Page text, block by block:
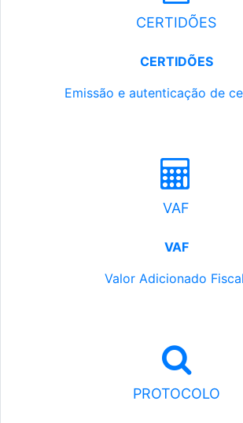
CERTIDÕES
CERTIDÕES
Emissão e autenticação de
VAF
VAF
Valor Adicionado
PROTOCOLO